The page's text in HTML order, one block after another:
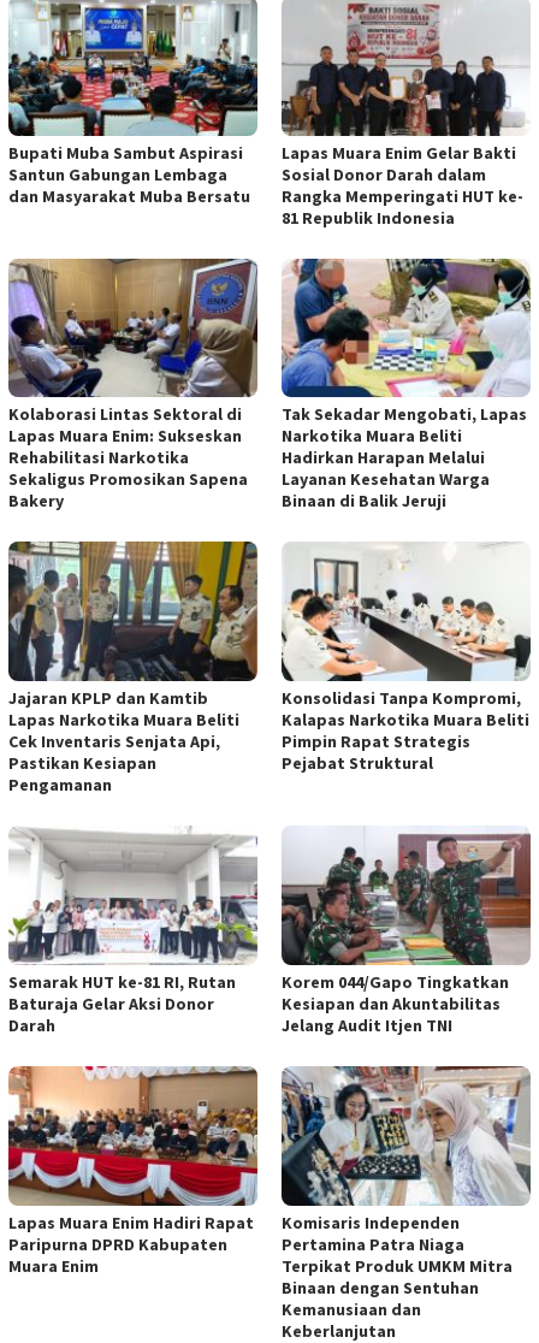
Bupati Muba Sambut Aspirasi
Santun Gabungan Lembaga
dan Masyarakat Muba Bersatu
Lapas Muara Enim Gelar Bakti
Sosial Donor Darah dalam
Rangka Memperingati HUT ke-
81 Republik Indonesia
Kolaborasi Lintas Sektoral di
Lapas Muara Enim: Sukseskan
Rehabilitasi Narkotika
Sekaligus Promosikan Sapena
Bakery
Tak Sekadar Mengobati, Lapas
Narkotika Muara Beliti
Hadirkan Harapan Melalui
Layanan Kesehatan Warga
Binaan di Balik Jeruji
Jajaran KPLP dan Kamtib
Lapas Narkotika Muara Beliti
Cek Inventaris Senjata Api,
Pastikan Kesiapan
Pengamanan
Konsolidasi Tanpa Kompromi,
Kalapas Narkotika Muara Beliti
Pimpin Rapat Strategis
Pejabat Struktural
Semarak HUT ke-81 RI, Rutan
Baturaja Gelar Aksi Donor
Darah
Korem 044/Gapo Tingkatkan
Kesiapan dan Akuntabilitas
Jelang Audit Itjen TNI
Lapas Muara Enim Hadiri Rapat
Paripurna DPRD Kabupaten
Muara Enim
Komisaris Independen
Pertamina Patra Niaga
Terpikat Produk UMKM Mitra
Binaan dengan Sentuhan
Kemanusiaan dan
Keberlanjutan